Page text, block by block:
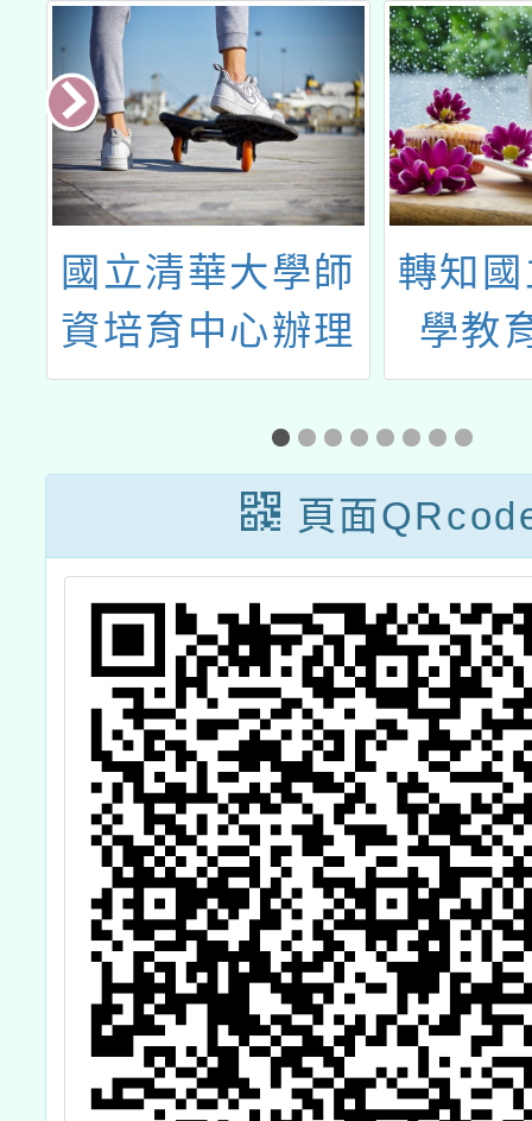
國立清華大學師
資培育中心辦理
偏鄉教師自強計
畫「生活中的真
菌」線上講座
轉知
學教
「
臺灣
學嘉
頁面